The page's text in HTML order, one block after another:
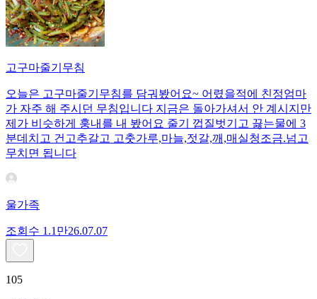
고구마줄기무침
오늘은 고구마줄기무침를 담궈봤어요~ 어렸을적에 친정엄마
가 자주 해 주시던 무침입니다 지금은 돌아가셔서 안 계시지만
제가 비슷하게 훙내를 내 봤어요 줄기 껍질벗기고 끓는물에 3
분데치고 건고추갈고 고춧가루,마늘,젓갈,깨,매실청조금.넘고
무치면 됩니다
울가족
조회수 1.1만26.07.07
105